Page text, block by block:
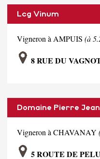
Lcg Vinum
Vigneron à AMPUIS (à
8 RUE DU
Domaine Pierre
Vigneron à CHAVANAY
5 ROUTE DE